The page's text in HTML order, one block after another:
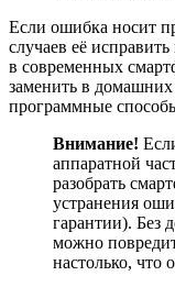
Если ошибка носит
случаев её
в современных
заменить в
программные
Внимание!
аппаратной
разобрать
устранения
гарантии). Без
можно
настолько, что